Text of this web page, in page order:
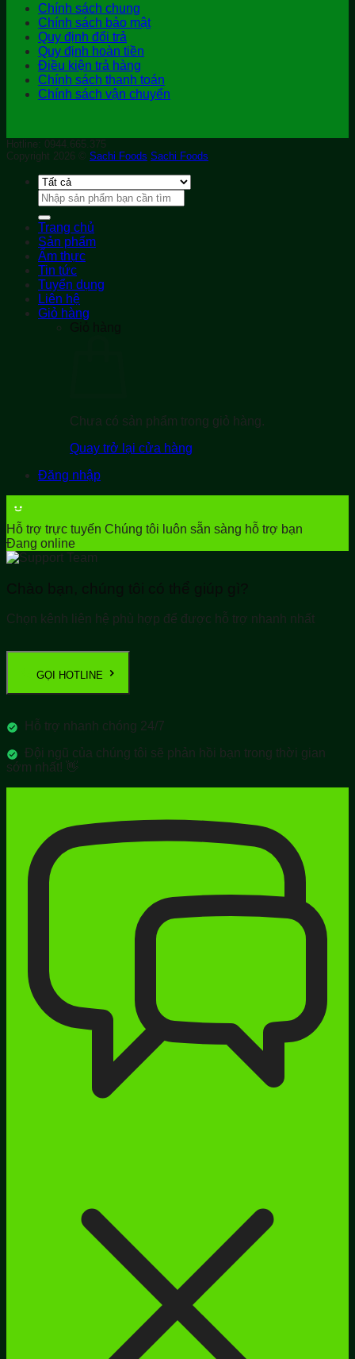
Chính sách chung
Chính sách bảo mật
Quy định đổi trả
Quy định hoàn tiền
Điều kiện trả hàng
Chính sách thanh toán
Chính sách vận chuyển
Hotline: 0944.665.375
Copyright 2026 © Sachi Foods Sachi Foods
Tìm
kiếm:
Trang chủ
Sản phẩm
Ẩm thực
Tin tức
Tuyển dụng
Liên hệ
Giỏ hàng
Giỏ hàng
Chưa có sản phẩm trong giỏ hàng.
Quay trở lại cửa hàng
Đăng nhập
Hỗ trợ trực tuyến Chúng tôi luôn sẵn sàng hỗ trợ bạn
Đang online
Chào bạn, chúng tôi có thể giúp gì?
Chọn kênh liên hệ phù hợp để được hỗ trợ nhanh nhất
GỌI HOTLINE
Hỗ trợ nhanh chóng 24/7
Đội ngũ của chúng tôi sẽ phản hồi bạn trong thời gian
sớm nhất! 👋